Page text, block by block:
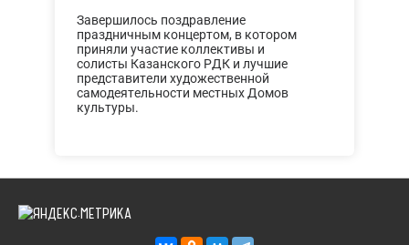
Завершилось поздравление
праздничным концертом, в котором
приняли участие коллективы и
солисты Казанского РДК и лучшие
представители художественной
самодеятельности местных Домов
культуры.